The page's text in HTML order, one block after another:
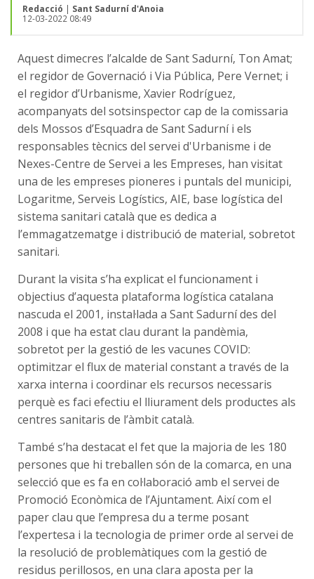
Redacció | Sant Sadurní d'Anoia
12-03-2022 08:49
Aquest dimecres l’alcalde de Sant Sadurní, Ton Amat;
el regidor de Governació i Via Pública, Pere Vernet; i
el regidor d’Urbanisme, Xavier Rodríguez,
acompanyats del sotsinspector cap de la comissaria
dels Mossos d’Esquadra de Sant Sadurní i els
responsables tècnics del servei d'Urbanisme i de
Nexes-Centre de Servei a les Empreses, han visitat
una de les empreses pioneres i puntals del municipi,
Logaritme, Serveis Logístics, AIE, base logística del
sistema sanitari català que es dedica a
l’emmagatzematge i distribució de material, sobretot
sanitari.
Durant la visita s’ha explicat el funcionament i
objectius d’aquesta plataforma logística catalana
nascuda el 2001, instal·lada a Sant Sadurní des del
2008 i que ha estat clau durant la pandèmia,
sobretot per la gestió de les vacunes COVID:
optimitzar el flux de material constant a través de la
xarxa interna i coordinar els recursos necessaris
perquè es faci efectiu el lliurament dels productes als
centres sanitaris de l’àmbit català.
També s’ha destacat el fet que la majoria de les 180
persones que hi treballen són de la comarca, en una
selecció que es fa en col·laboració amb el servei de
Promoció Econòmica de l’Ajuntament. Així com el
paper clau que l’empresa du a terme posant
l’expertesa i la tecnologia de primer orde al servei de
la resolució de problemàtiques com la gestió de
residus perillosos, en una clara aposta per la